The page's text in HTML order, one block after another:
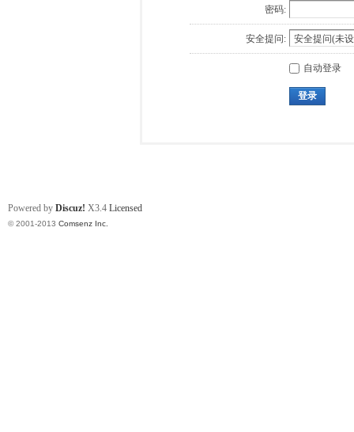
密码:
安全提问:
自动登录
登录
Powered by Discuz! X3.4 Licensed
© 2001-2013 Comsenz Inc.